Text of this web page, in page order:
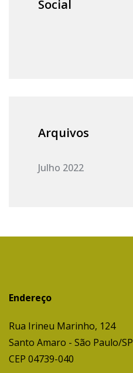
Social
Arquivos
Julho 2022
Endereço
Rua Irineu Marinho, 124
Santo Amaro - São Paulo/SP
CEP 04739-040